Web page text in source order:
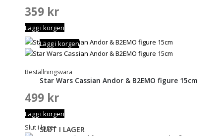
359 kr
Lägg i korgen
Beställningsvara
Lägg i korgen
Star Wars Cassian Andor & B2EMO figure 15cm
499 kr
Lägg i korgen
Slut i lagerSLUT I LAGER